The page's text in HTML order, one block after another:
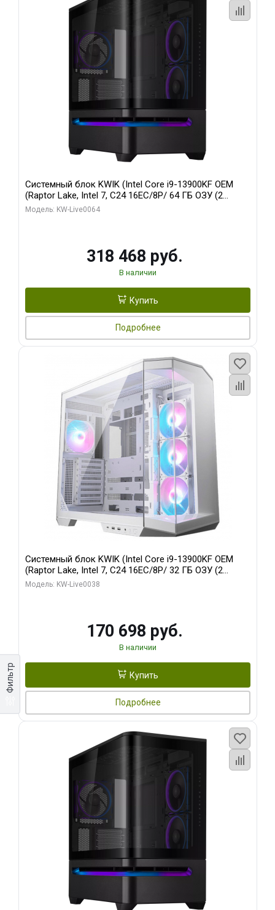
Фильтр
Системный блок KWIK (Intel Core i9-13900KF OEM
(Raptor Lake, Intel 7, C24 16EC/8P/ 64 ГБ ОЗУ (2
модуля)/ ASUS RTX5080 PROART OC 16GB GDDR7
Модель: KW-Live0064
318 468 руб.
В наличии
Купить
Подробнее
Системный блок KWIK (Intel Core i9-13900KF OEM
(Raptor Lake, Intel 7, C24 16EC/8P/ 32 ГБ ОЗУ (2
модуля)/ Gigabyte RX9070XT GAMING OC 16GB GDDR6
Модель: KW-Live0038
170 698 руб.
В наличии
Купить
Подробнее